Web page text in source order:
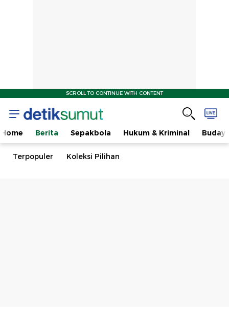
SCROLL TO CONTINUE WITH CONTENT
Home Berita Sepakbola Hukum & Kriminal
Terpopuler Koleksi Pilihan